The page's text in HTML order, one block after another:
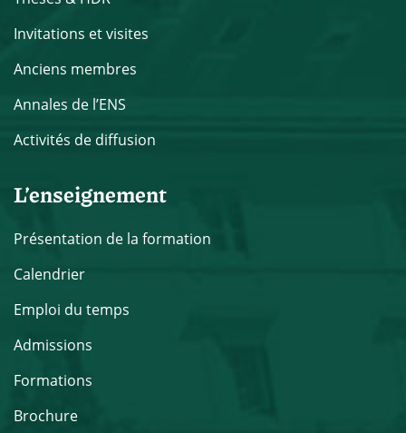
Invitations et visites
Anciens membres
Annales de l’ENS
Activités de diffusion
L’enseignement
Présentation de la formation
Calendrier
Emploi du temps
Admissions
Formations
Brochure